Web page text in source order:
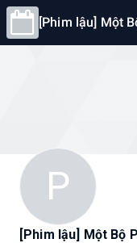
[Phim lậu] Một
P